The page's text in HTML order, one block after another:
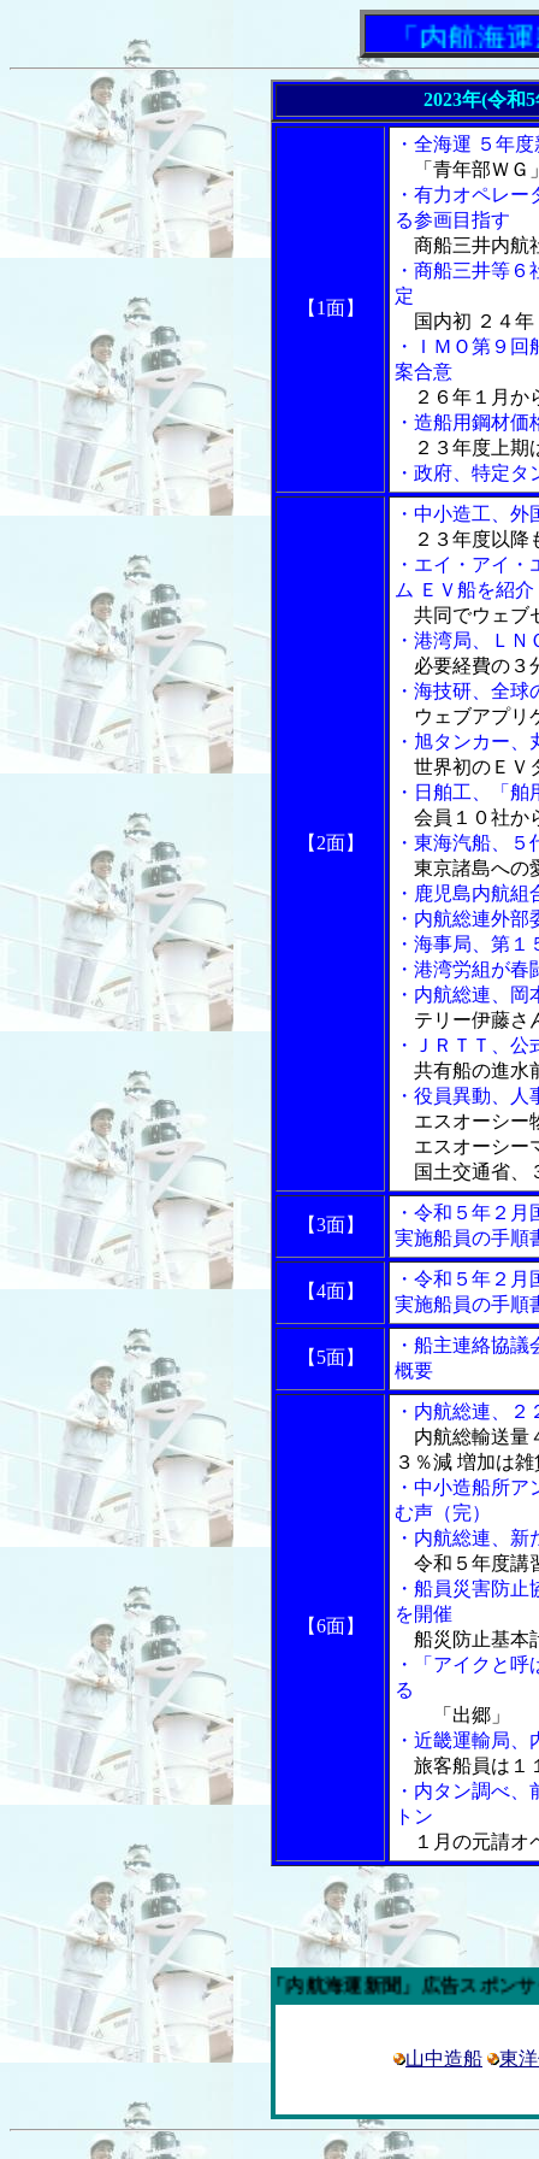
「内航海運新
2023年(令和
【1面】
・全海運 ５年
「青年部ＷＧ
・有力オペレ
る参画目指す
商船三井内航
・商船三井等
定
国内初 ２４年
・ＩＭＯ第９
案合意
２６年１月か
・造船用鋼材
２３年度上期
・政府、特定
【2面】
・中小造工、
２３年度以降
・エイ・アイ
ム ＥＶ船を紹介
共同でウェブ
・港湾局、Ｌ
必要経費の３
・海技研、全
ウェブアプリ
・旭タンカー
世界初のＥＶ
・日舶工、「
会員１０社か
・東海汽船、
東京諸島への
・鹿児島内航
・内航総連外部
・海事局、第
・港湾労組が
・内航総連、
テリー伊藤さ
・ＪＲＴＴ、
共有船の進水
・役員異動、人
エスオーシー
エスオーシー
国土交通省、
【3面】
・令和５年２
実施船員の手
【4面】
・令和５年２
実施船員の手
【5面】
・船主連絡協
概要
【6面】
・内航総連、
内航総輸送量
３％減 増加は
・中小造船所
む声（完）
・内航総連、
令和５年度講
・船員災害防
を開催
船災防止基本
・「アイクと
る
「出郷」
・近畿運輸局
旅客船員は１
・内タン調べ
トン
１月の元請オ
今週の「内航海運新聞」広告スポンサー企業
山中造船 東